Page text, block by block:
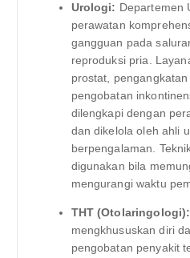
Urologi: Departemen
perawatan
gangguan pada
reproduksi pria.
prostat,
pengobatan
dilengkapi dengan
dan dikelola oleh ahli
berpengalaman.
digunakan bila
mengurangi waktu
THT (Otolaringologi):
mengkhususkan diri
pengobatan penyakit